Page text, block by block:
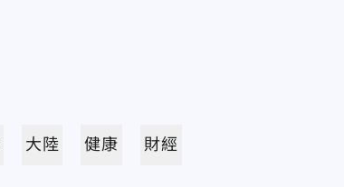
大陸 健康 財經